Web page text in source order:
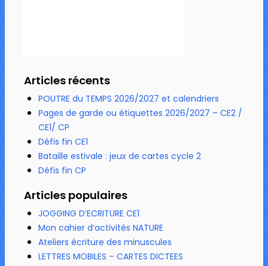
Articles récents
POUTRE du TEMPS 2026/2027 et calendriers
Pages de garde ou étiquettes 2026/2027 – CE2 /
CE1/ CP
Défis fin CE1
Bataille estivale : jeux de cartes cycle 2
Défis fin CP
Articles populaires
JOGGING D’ECRITURE CE1
Mon cahier d’activités NATURE
Ateliers écriture des minuscules
LETTRES MOBILES – CARTES DICTEES